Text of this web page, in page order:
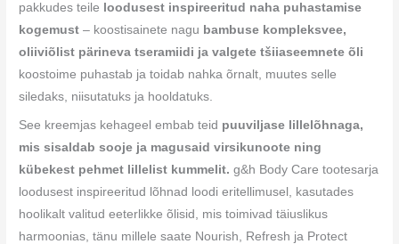
pakkudes teile loodusest inspireeritud naha puhastamise
kogemust– koostisainete nagu bambuse kompleksvee,
oliiviõlist pärineva tseramiidi ja valgete tšiiaseemnete õli
koostoime puhastab ja toidab nahka õrnalt, muutes selle
siledaks, niisutatuks ja hooldatuks.
See kreemjas kehageel embab teid puuviljase lillelõhnaga,
mis sisaldab sooje ja magusaid virsikunoote ning
kübekest pehmet lillelist kummelit. g&h Body Care tootesarja
loodusest inspireeritud lõhnad loodi eritellimusel, kasutades
hoolikalt valitud eeterlikke õlisid, mis toimivad täiuslikus
harmoonias, tänu millele saate Nourish, Refresh ja Protect